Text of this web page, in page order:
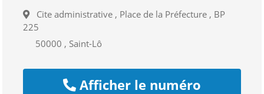
Cite administrative , Place de la Préfecture , BP
225
50000 , Saint-Lô
Afficher le numéro